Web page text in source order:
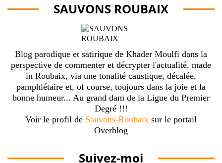
SAUVONS ROUBAIX
Blog parodique et satirique de Khader Moulfi dans la
perspective de commenter et décrypter l'actualité, made
in Roubaix, via une tonalité caustique, décalée,
pamphlétaire et, of course, toujours dans la joie et la
bonne humeur... Au grand dam de la Ligue du Premier
Degré !!!
Voir le profil de Sauvons-Roubaix sur le portail
Overblog
Suivez-moi